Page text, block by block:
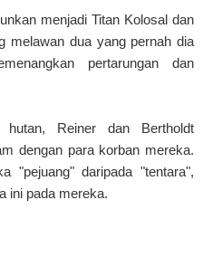
menjadi Titan Kolosal dan
melawan dua yang pernah dia
pertarungan dan
Reiner dan Bertholdt
dengan para korban mereka.
"pejuang" daripada "tentara",
ini pada mereka.